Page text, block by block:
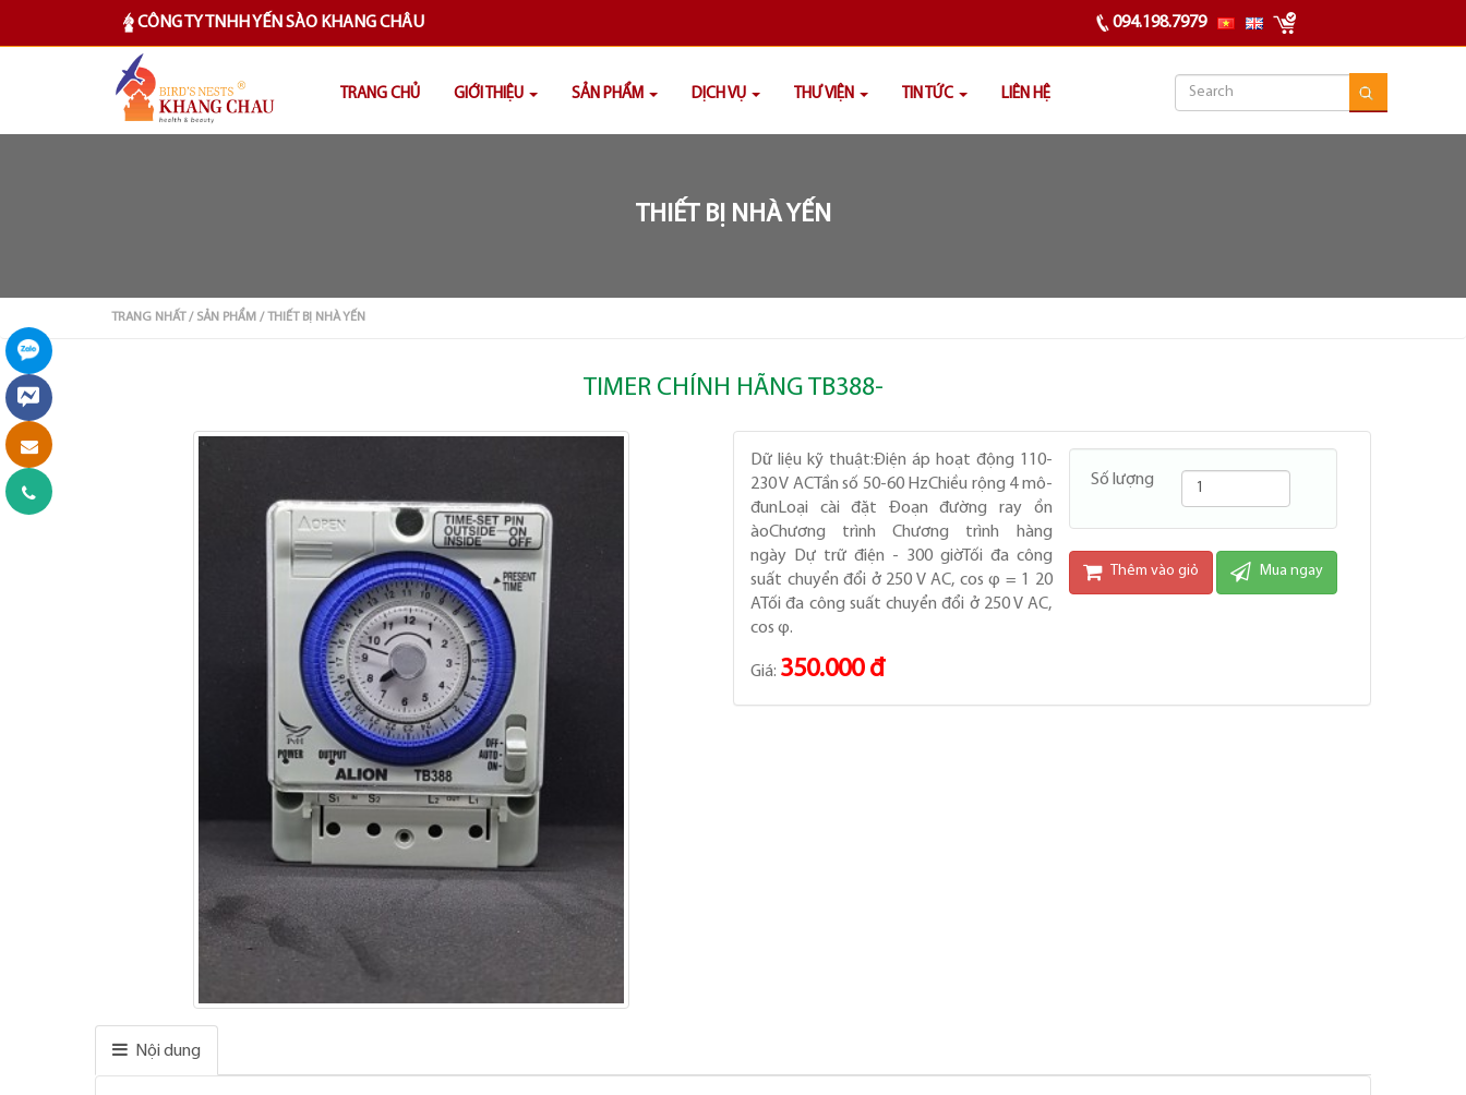
CÔNG TY TNHH YẾN SÀO KHANG CHÂU 094.198.7979
TRANG CHỦ GIỚI THIỆU SẢN PHẨM DỊCH VỤ THƯ VIỆN TIN TỨC LIÊN HỆ
THIẾT BỊ NHÀ YẾN
TRANG NHẤT / SẢN PHẨM / THIẾT BỊ NHÀ YẾN
TIMER CHÍNH HÃNG TB388-
Dữ liệu kỹ thuật:Điện áp hoạt động 110-
230 V ACTần số 50-60 HzChiều rộng 4 mô-
đunLoại cài đặt Đoạn đường ray ồn
àoChương trình Chương trình hàng
ngày Dự trữ điện - 300 giờTối đa công
suất chuyển đổi ở 250 V AC, cos φ = 1 20
ATối đa công suất chuyển đổi ở 250 V AC,
cos φ.
Giá: 350.000 đ
Số lượng
Thêm vào giỏ Mua ngay
Nội dung